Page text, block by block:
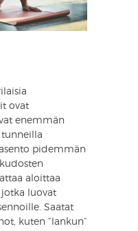
ovat
enemmän
tunneilla
pidemmän
aloittaa
jotka luovat
Saatat
kuten “lankun”